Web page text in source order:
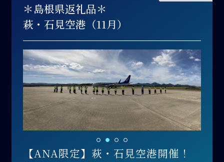
＊島根県返礼品＊
萩・石見空港（11月）
【ANA限定】萩・石見空港開催！